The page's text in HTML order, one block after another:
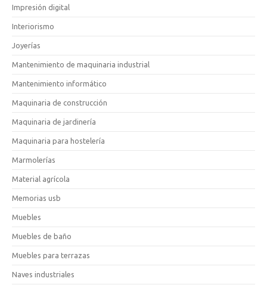
Impresión digital
Interiorismo
Joyerías
Mantenimiento de maquinaria industrial
Mantenimiento informático
Maquinaria de construcción
Maquinaria de jardinería
Maquinaria para hostelería
Marmolerías
Material agrícola
Memorias usb
Muebles
Muebles de baño
Muebles para terrazas
Naves industriales